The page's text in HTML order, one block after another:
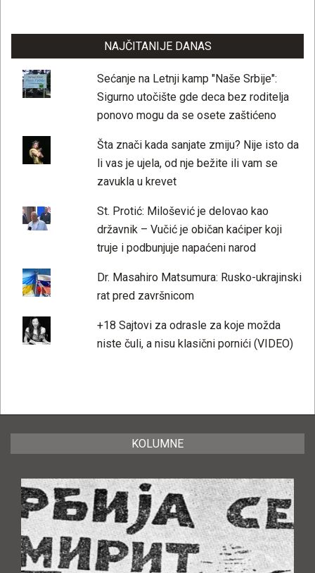
NAJČITANIJE DANAS
Sećanje na Letnji kamp "Naše Srbije":
Sigurno utočište gde deca bez roditelja
ponovo mogu da se osete zaštićeno
Šta znači kada sanjate zmiju? Nije isto da
li vas je ujela, od nje bežite ili vam se
zavukla u krevet
St. Protić: Milošević je delovao kao
državnik – Vučić je običan kaćiper koji
truje i podbunjuje napaćeni narod
Dr. Masahiro Matsumura: Rusko-ukrajinski
rat pred završnicom
+18 Sajtovi za odrasle za koje možda
niste čuli, a nisu klasični pornići (VIDEO)
KOLUMNE